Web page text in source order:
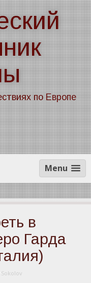
по Европе
Menu
в
Гарда
Sokolov